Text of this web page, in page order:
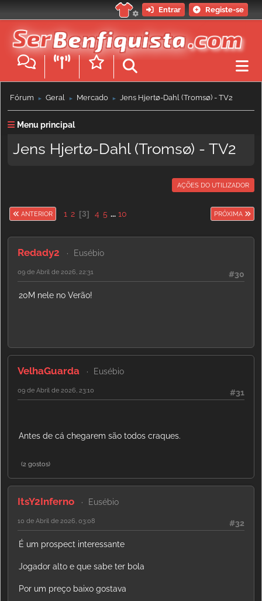
Entrar Registe-se
Fórum ► Geral ► Mercado ► Jens Hjertø-Dahl (Tromsø) - TV2
Menu principal
Jens Hjertø-Dahl (Tromsø) - TV2
AÇÕES DO UTILIZADOR
ANTERIOR 1 2 3 4 5 ... 10 PRÓXIMA
Redady2 Eusébio
#30
09 de Abril de 2026, 22:31
20M nele no Verão!
VelhaGuarda Eusébio
#31
09 de Abril de 2026, 23:10
Antes de cá chegarem são todos craques.
(2 gostos)
ItsY2Inferno Eusébio
#32
10 de Abril de 2026, 03:08
É um prospect interessante
Jogador alto e que sabe ter bola
Por um preço baixo gostava